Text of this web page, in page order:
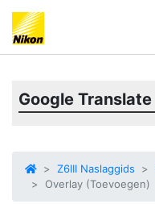
Google Translate
Z6III Naslaggids
Overlay (Toevoegen)